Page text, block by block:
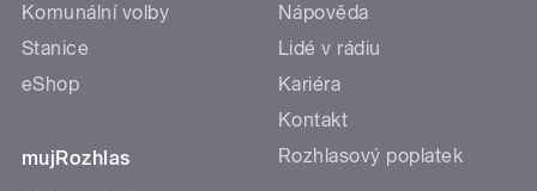
Komunální volby
Stanice
eShop
mujRozhlas
Nápověda
Lidé v rádiu
Kariéra
Kontakt
Rozhlasový poplatek